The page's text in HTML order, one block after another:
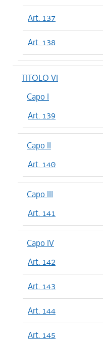
Art. 137
Art. 138
TITOLO VI
Capo I
Art. 139
Capo II
Art. 140
Capo III
Art. 141
Capo IV
Art. 142
Art. 143
Art. 144
Art. 145